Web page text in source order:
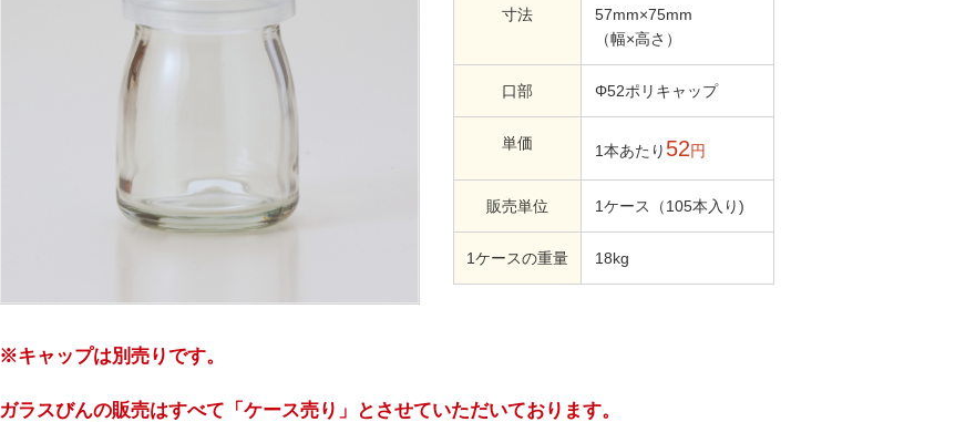
寸法
57mm×75mm
（幅×高さ）
口部 Φ52ポリキャップ
単価 1本あたり 52円
販売単位 1ケース（105本入り)
1ケースの重量 18kg
※キャップは別売りです。
ガラスびんの販売はすべて「ケース売り」とさせていただいております。